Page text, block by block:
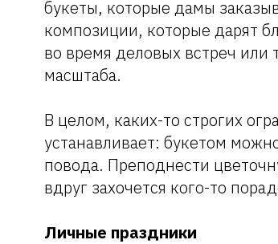
букеты, которые дамы
композиции, которые дарят
во время деловых встреч
масштаба.
В целом, каких-то строгих
устанавливает: букетом
повода. Преподнести
вдруг захочется кого-то
Личные праздники